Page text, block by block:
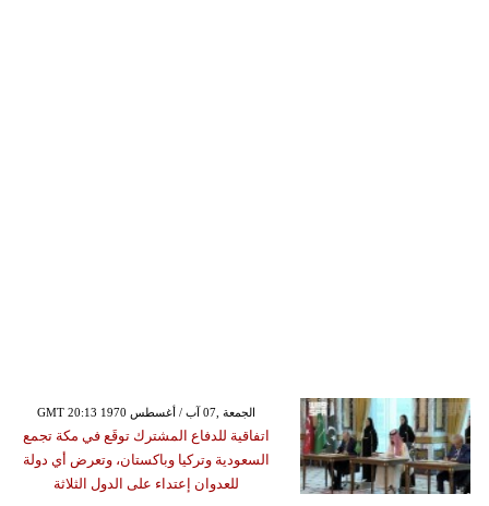
GMT 20:13 1970 الجمعة ,07 آب / أغسطس
اتفاقية للدفاع المشترك توقَع في مكة تجمع
السعودية وتركيا وباكستان، وتعرض أي دولة
للعدوان إعتداء على الدول الثلاثة